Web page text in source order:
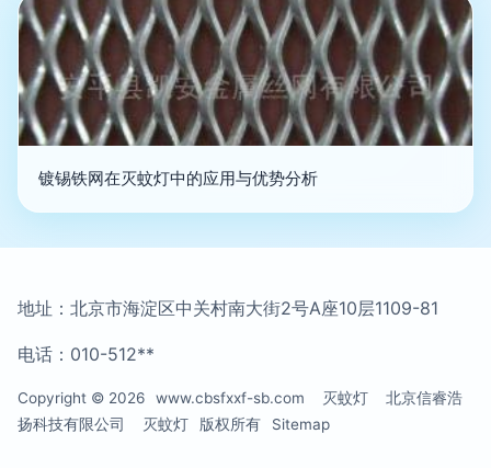
镀锡铁网在灭蚊灯中的应用与优势分析
地址：北京市海淀区中关村南大街2号A座10层1109-81
电话：010-512**
Copyright © 2026 www.cbsfxxf-sb.com 灭蚊灯
北京信睿浩
扬科技有限公司
灭蚊灯 版权所有 Sitemap